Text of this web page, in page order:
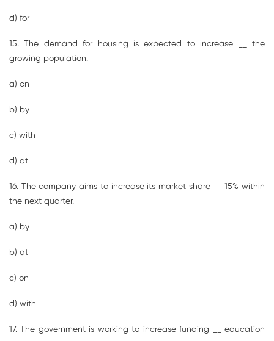
d) for
15. The demand for housing is expected to increase __ the
growing population.
a) on
b) by
c) with
d) at
16. The company aims to increase its market share __ 15% within
the next quarter.
a) by
b) at
c) on
d) with
17. The government is working to increase funding __ education